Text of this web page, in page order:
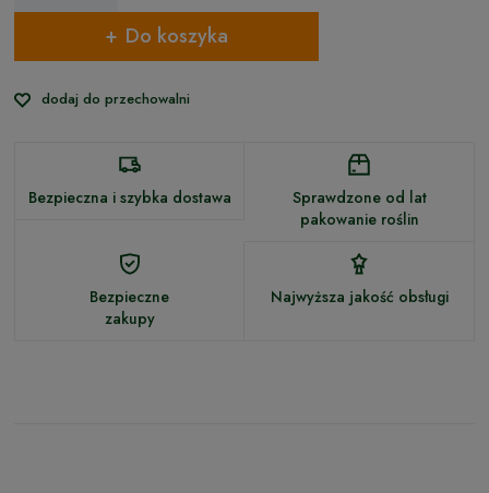
Do koszyka
dodaj do przechowalni
Bezpieczna i szybka dostawa
Sprawdzone od lat
pakowanie roślin
Bezpieczne
zakupy
Najwyższa jakość obsługi